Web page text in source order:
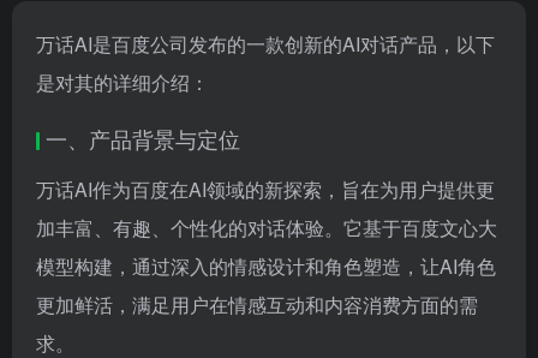
万话AI是百度公司发布的一款创新的AI对话产品，以下
是对其的详细介绍：
一、产品背景与定位
万话AI作为百度在AI领域的新探索，旨在为用户提供更
加丰富、有趣、个性化的对话体验。它基于百度文心大
模型构建，通过深入的情感设计和角色塑造，让AI角色
更加鲜活，满足用户在情感互动和内容消费方面的需
求。